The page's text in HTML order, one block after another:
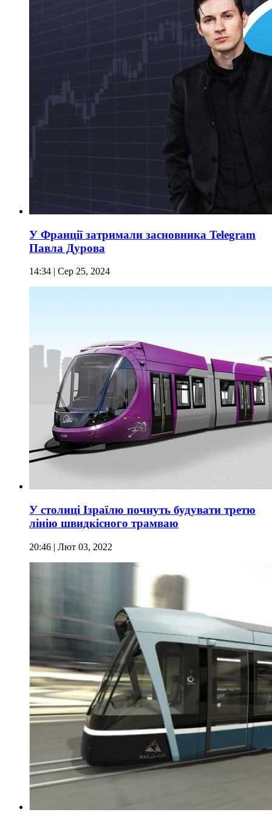
У Франції затримали засновника Telegram
Павла Дурова
14:34 | Сер 25, 2024
У столиці Ізраїлю почнуть будувати третю
лінію швидкісного трамваю
20:46 | Лют 03, 2022